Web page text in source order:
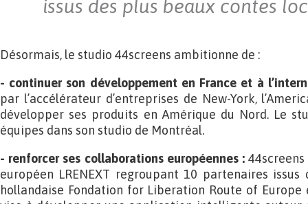
issus des plus beaux contes
Désormais, le studio 44screens ambitionne de :
- continuer son développement en France et à
par l’accélérateur d’entreprises de New-York,
développer ses produits en Amérique du Nord. Le
équipes dans son studio de Montréal.
- renforcer ses collaborations européennes :
européen LRENEXT regroupant 10 partenaires
hollandaise Fondation for Liberation Route of